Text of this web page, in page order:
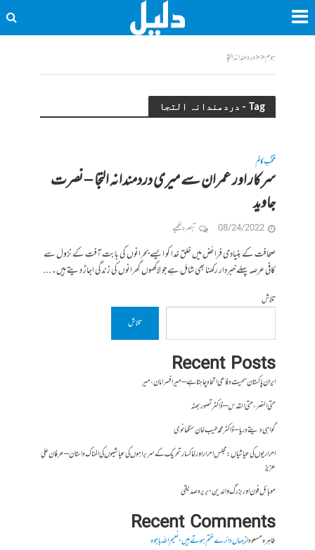
ہوم<<دردمندانہ التجا
Tag - دردمندانہ التجا
منتخب کالم
سرکار اور عمران سے میری دردمندانہ التجا – نصرت
جاوید
08/24/2022 تبصرہ لکھیے
صحافت کے بنیادی فرائض میں خلق خدا کو ایسے بحرانوں کی بابت آفت کے نزول سے
کافی عرصہ پہلے خبردار رکھنا بھی شامل ہے جو لاکھوں گھرانوں کی زندگی اجاڑ دیتے ہیں۔...
تلاش
تلاش
Recent Posts
ایران پاکستان سمیت دفاعی اتحاد چاہتا ہے – میر افسر امان،میر
حتی النصر ، حتی القدس – ڈاکٹر تصور بھٹہ
گواہی دیتے دریا – ڈاکٹر محمد طیب خان سنگھانوی
احراریوں کی عیاشیاں : مجلس احرار اور خاکسار تحریک کے سربراہوں کی عیاشیوں کی المناک داستان – عرفان علی
عزیز
موبائل فون اور بزرگ والدین- بریرہ صدیقی
Recent Comments
طاہرہ مسعودازجہاں دائرے ختم ہوتے ہیں- نعیم اللہ باجوہ